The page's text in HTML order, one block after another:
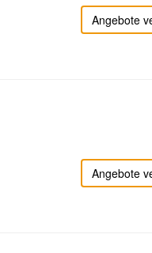
Angebote
Angebote